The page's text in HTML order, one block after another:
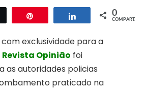
Compartilhar
0
COMPART.
exclusividade para a
Revista Opinião foi
as autoridades policias
praticado na